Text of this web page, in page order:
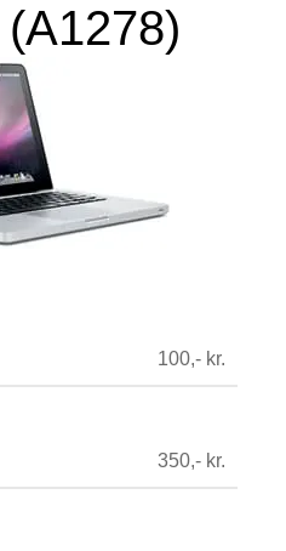
100,- kr.
350,- kr.